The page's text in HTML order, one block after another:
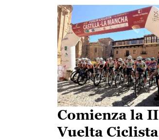
Comienza la II
Vuelta Ciclista